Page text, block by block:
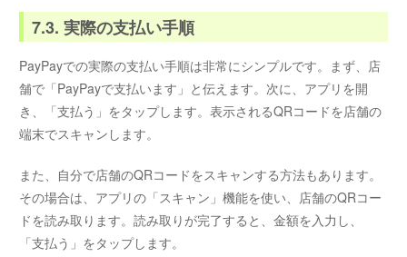
7.3. 実際の支払い手順
PayPayでの実際の支払い手順は非常にシンプルです。まず、店
舗で「PayPayで支払います」と伝えます。次に、アプリを開
き、「支払う」をタップします。表示されるQRコードを店舗の
端末でスキャンします。
また、自分で店舗のQRコードをスキャンする方法もあります。
その場合は、アプリの「スキャン」機能を使い、店舗のQRコー
ドを読み取ります。読み取りが完了すると、金額を入力し、
「支払う」をタップします。